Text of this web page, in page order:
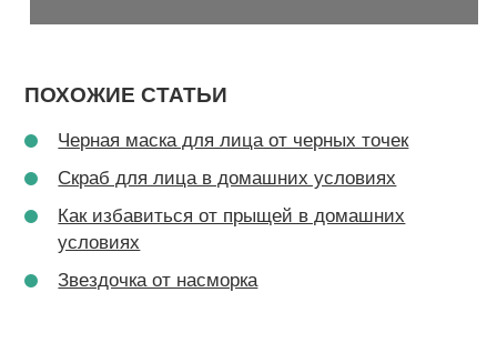
ПОХОЖИЕ СТАТЬИ
Черная маска для лица от черных точек
Скраб для лица в домашних условиях
Как избавиться от прыщей в домашних
условиях
Звездочка от насморка